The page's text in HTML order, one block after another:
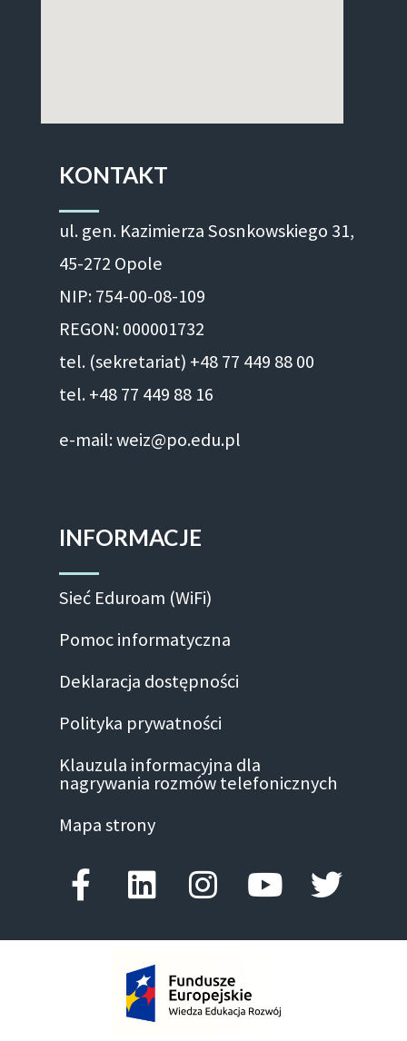
KONTAKT
ul. gen. Kazimierza Sosnkowskiego 31,
45-272 Opole
NIP: 754-00-08-109
REGON: 000001732
tel. (sekretariat) +48 77 449 88 00
tel. +48 77 449 88 16
e-mail: weiz@po.edu.pl
INFORMACJE
Sieć Eduroam (WiFi)
Pomoc informatyczna
Deklaracja dostępności
Polityka prywatności
Klauzula informacyjna dla
nagrywania rozmów telefonicznych
Mapa strony
Facebook-f
LinkedinInstagram
Youtube